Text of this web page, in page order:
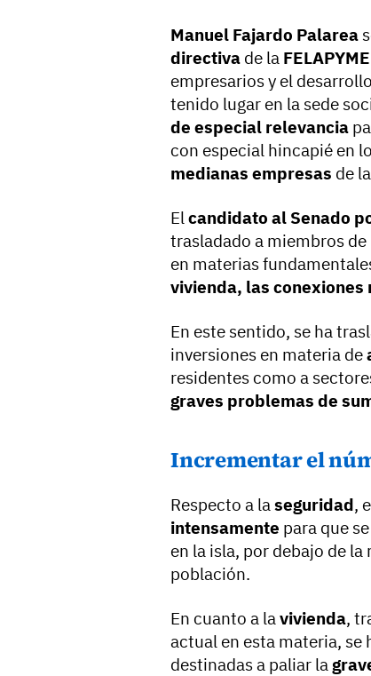
Manuel Fajardo Palarea
directiva de la FELAPYME
empresarios y el
tenido lugar en la sede
de especial relevancia
con especial hincapié en
medianas empresas de
Elcandidato al Senado
trasladado a miembros
en materias
vivienda, las conexiones
En este sentido, se ha
inversiones en materia de
residentes como a
graves problemas de
Incrementar el
Respecto a laseguridad,
intensamente para que
en la isla, por debajo de
población.
En cuanto a lavivienda,
actual en esta materia, se
destinadas a paliar la